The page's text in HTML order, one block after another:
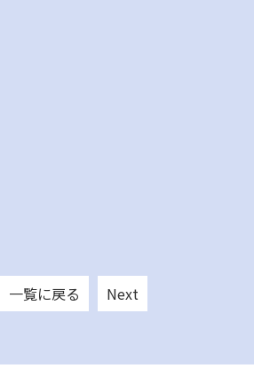
一覧に戻る Next